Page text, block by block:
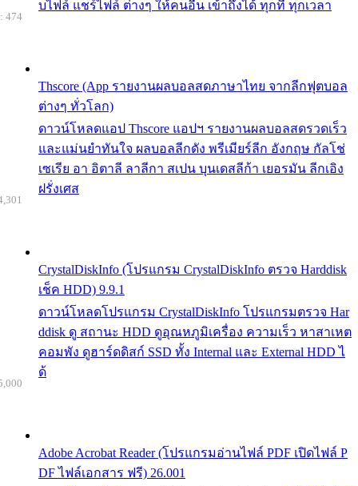
บไฟล์ แชร์ไฟล์ ต่างๆ ให้คนอื่น เข้าถึงได้ ทุกที่ ทุกเวลา
Thscore (App รายงานผลบอลสดภาษาไทย จากลีกฟุตบอล
ต่างๆ ทั่วโลก)
ดาวน์โหลดแอป Thscore แอปฯ รายงานผลบอลสดรวดเร็ว
และแม่นยำทันใจ ผลบอลลีกดัง พรีเมียร์ลีก อังกฤษ กัลโช่
เซเรีย อา อิตาลี ลาลีกา สเปน บุนเดสลีก้า เยอรมัน ลีกเอิง
ฝรั่งเศส
474
CrystalDiskInfo (โปรแกรม CrystalDiskInfo ตรวจ Harddisk
เช็ค HDD) 9.9.1
ดาวน์โหลดโปรแกรม CrystalDiskInfo โปรแกรมตรวจ Har
ddisk ดู สถานะ HDD ดูอุณหภูมิเครื่อง ความเร็ว หาสาเหต
คอมพัง ดูฮาร์ดดิสก์ SSD ทั้ง Internal และ External HDD ไ
ด้
Adobe Acrobat Reader (โปรแกรมอ่านไฟล์ PDF เปิดไฟล์ P
DF ไฟล์เอกสาร ฟรี) 26.001